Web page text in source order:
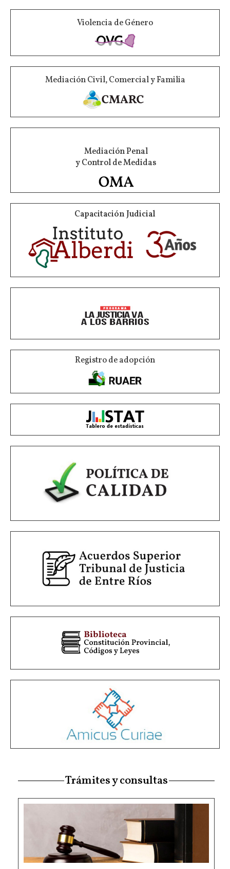
Violencia de Género
Mediación Civil, Comercial y Familia
Mediación Penal
y Control de Medidas
Capacitación Judicial
Registro de adopción
Trámites y consultas